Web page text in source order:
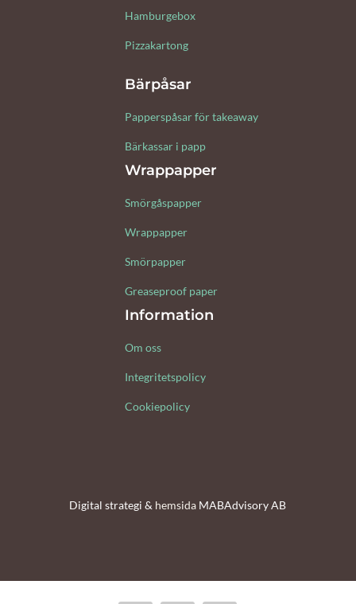
Hamburgebox
Pizzakartong
Bärpåsar
Papperspåsar för takeaway
Bärkassar i papp
Wrappapper
Smörgåspapper
Wrappapper
Smörpapper
Greaseproof paper
Information
Om oss
Integritetspolicy
Cookiepolicy
Digital strategi & hemsida MABAdvisory AB